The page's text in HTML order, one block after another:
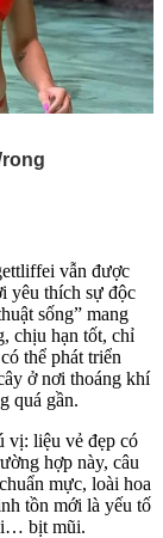
vẫn được
yêu thích sự độc
sống” mang
chịu hạn tốt, chỉ
thể phát triển
ở nơi thoáng khí
quá gần.
vị: liệu vẻ đẹp có
hợp này, câu
mực, loài hoa
tồn mới là yếu tố
bịt mũi.